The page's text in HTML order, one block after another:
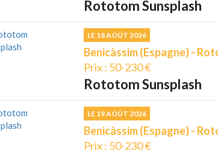
Rototom Sunsplash
LE 18 AOÛT 2026
Benicàssim (Espagne) -
Prix : 50-230 €
Rototom Sunsplash
LE 19 AOÛT 2026
Benicàssim (Espagne) -
Prix : 50-230 €